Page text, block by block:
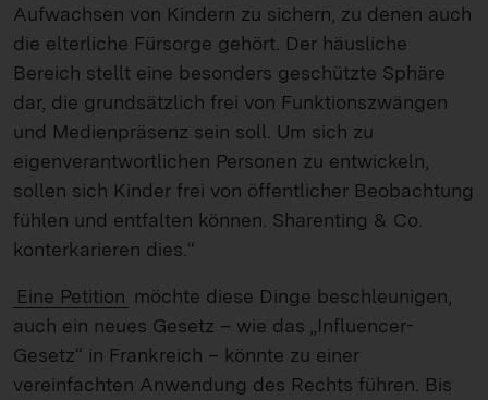
Aufwachsen von Kindern zu sichern, zu denen auch
die elterliche Fürsorge gehört. Der häusliche
Bereich stellt eine besonders geschützte Sphäre
dar, die grundsätzlich frei von Funktionszwängen
und Medienpräsenz sein soll. Um sich zu
eigenverantwortlichen Personen zu entwickeln,
sollen sich Kinder frei von öffentlicher Beobachtung
fühlen und entfalten können. Sharenting & Co.
konterkarieren dies.“
Eine Petition möchte diese Dinge beschleunigen,
auch ein neues Gesetz – wie das „Influencer-
Gesetz“ in Frankreich – könnte zu einer
vereinfachten Anwendung des Rechts führen. Bis